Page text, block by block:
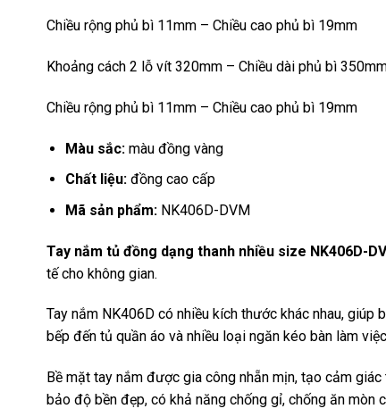
Chiều rộng phủ bì 11mm – Chiều cao phủ bì 19mm
Khoảng cách 2 lỗ vít 320mm – Chiều dài phủ bì
Chiều rộng phủ bì 11mm – Chiều cao phủ bì 19mm
Màu sắc:màu đồng vàng
Chất liệu:đồng cao cấp
Mã sản phẩm:NK406D-DVM
Tay nắm tủ đồng dạng thanh nhiều size NK406D-
tế cho không gian.
Tay nắm NK406D có nhiều kích thước khác nhau,
bếp đến tủ quần áo và nhiều loại ngăn kéo bàn làm
Bề mặt tay nắm được gia công nhẵn mịn, tạo cảm
bảo độ bền đẹp, có khả năng chống gỉ, chống ăn mòn